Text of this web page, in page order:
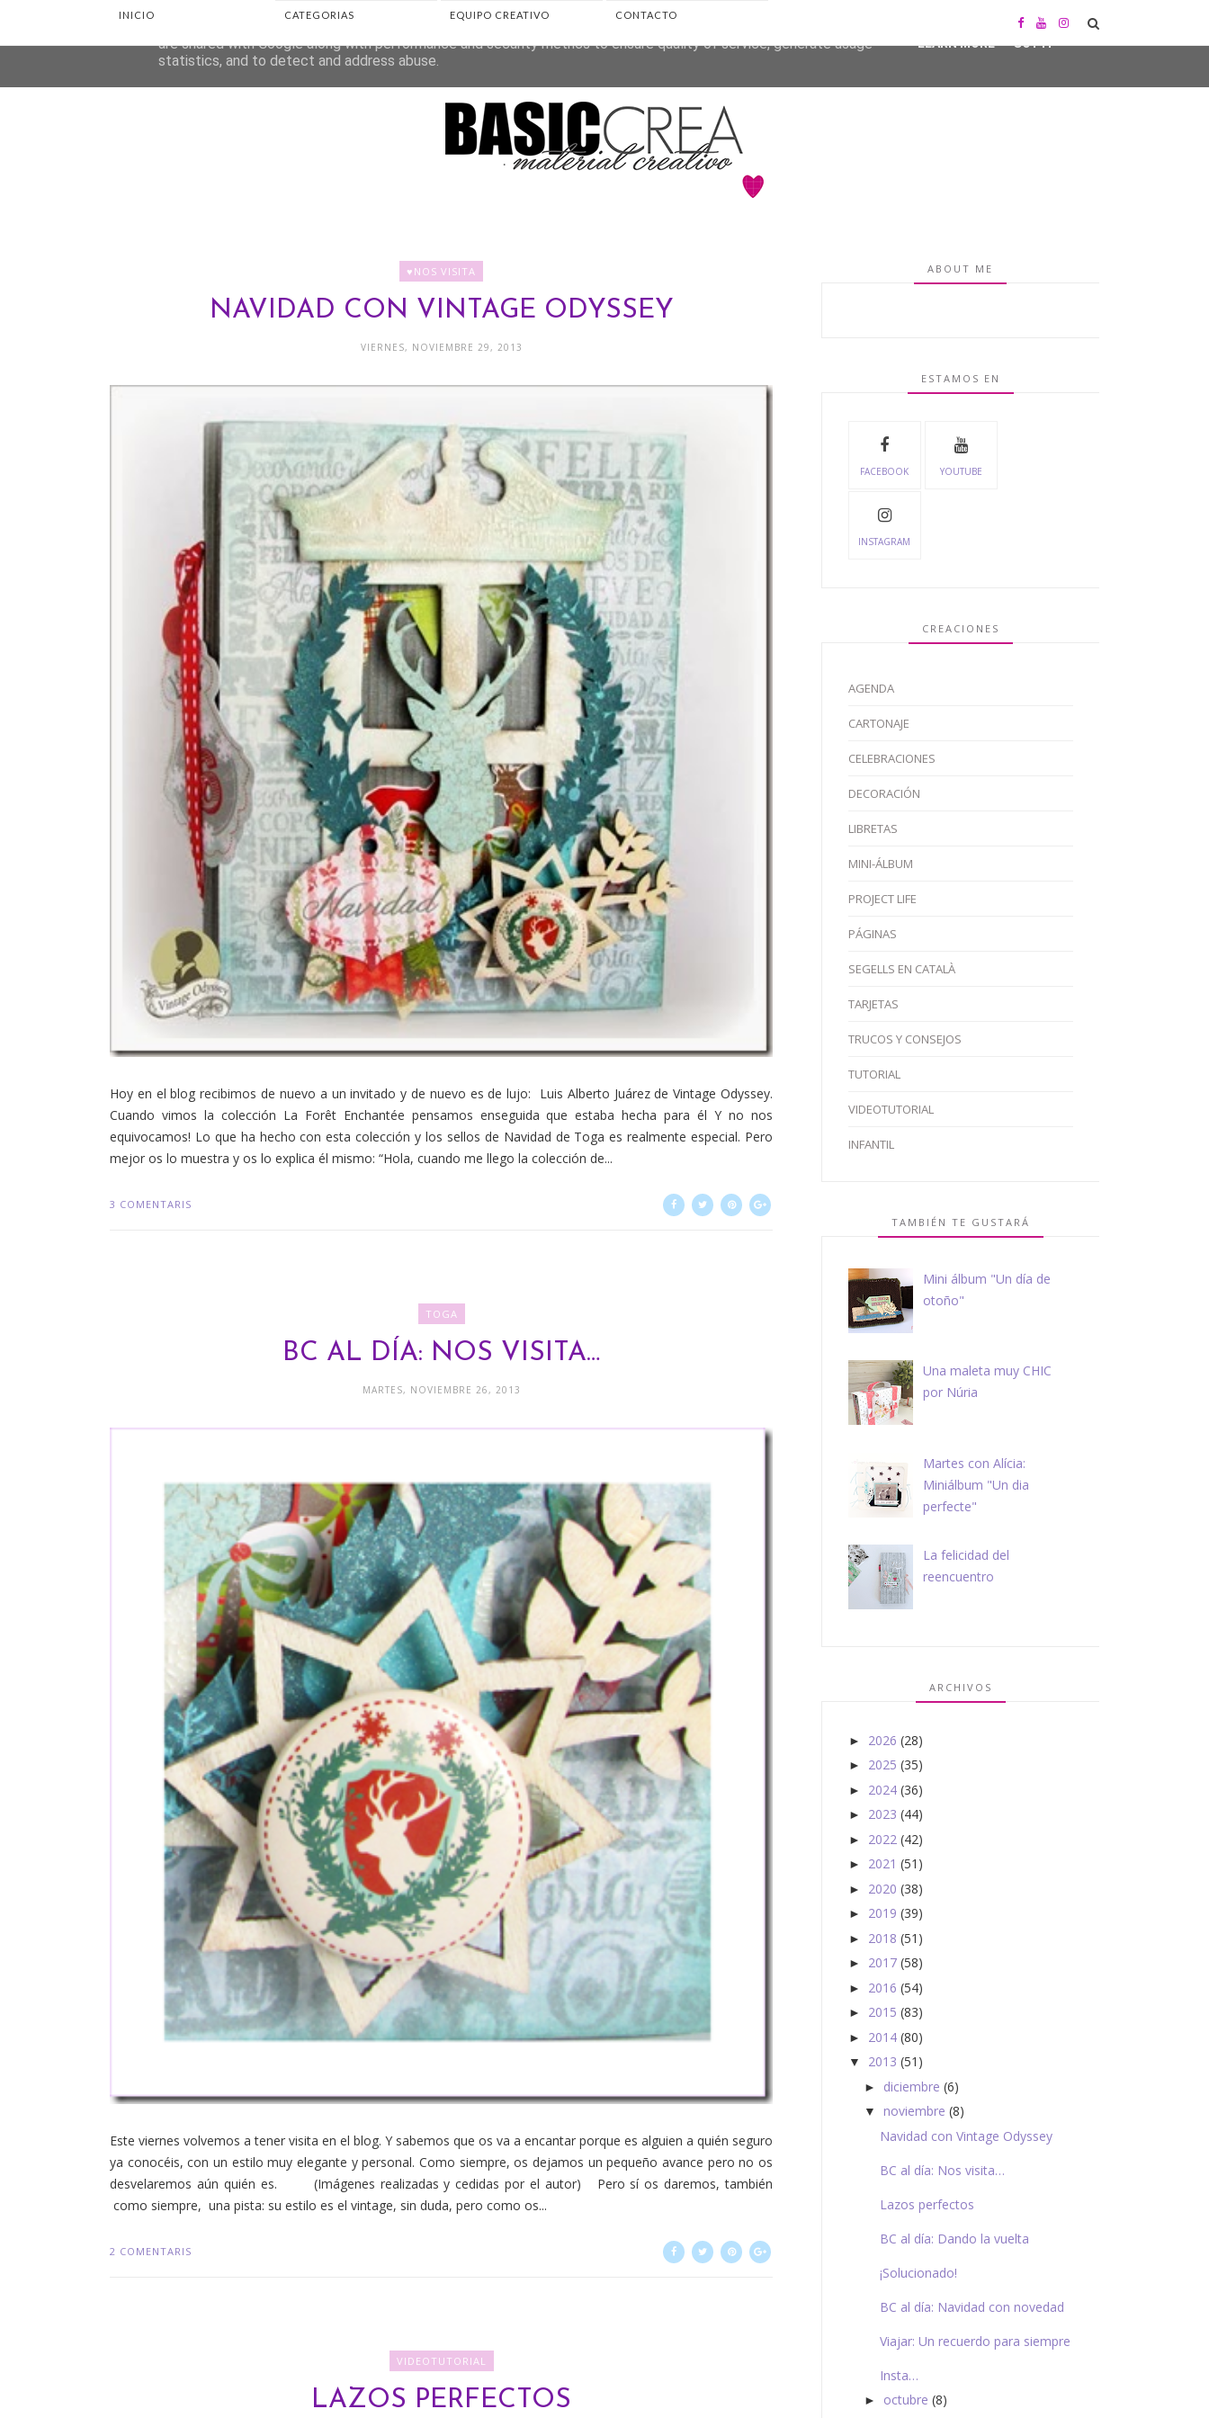
INICIO CATEGORIAS EQUIPO CREATIVO CONTACTO
♥NOS VISITA
NAVIDAD CON VINTAGE ODYSSEY
VIERNES, NOVIEMBRE 29, 2013
Hoy en el blog recibimos de nuevo a un invitado y de nuevo es de lujo: Luis Alberto Juárez de Vintage Odyssey.
Cuando vimos la colección La Forêt Enchantée pensamos enseguida que estaba hecha para él Y no nos
equivocamos! Lo que ha hecho con esta colección y los sellos de Navidad de Toga es realmente especial. Pero
mejor os lo muestra y os lo explica él mismo: “Hola, cuando me llego la colección de...
3 COMENTARIS
TOGA
BC AL DÍA: NOS VISITA…
MARTES, NOVIEMBRE 26, 2013
Este viernes volvemos a tener visita en el blog. Y sabemos que os va a encantar porque es alguien a quién seguro
ya conocéis, con un estilo muy elegante y personal. Como siempre, os dejamos un pequeño avance pero no os
desvelaremos aún quién es. (Imágenes realizadas y cedidas por el autor) Pero sí os daremos, también
como siempre, una pista: su estilo es el vintage, sin duda, pero como os...
2 COMENTARIS
VIDEOTUTORIAL
LAZOS PERFECTOS
ABOUT ME
ESTAMOS EN
FACEBOOK YOUTUBE
INSTAGRAM
CREACIONES
AGENDA
CARTONAJE
CELEBRACIONES
DECORACIÓN
LIBRETAS
MINI-ÁLBUM
PROJECT LIFE
PÁGINAS
SEGELLS EN CATALÀ
TARJETAS
TRUCOS Y CONSEJOS
TUTORIAL
VIDEOTUTORIAL
INFANTIL
TAMBIÉN TE GUSTARÁ
Mini álbum "Un día de
otoño"
Una maleta muy CHIC
por Núria
Martes con Alícia:
Miniálbum "Un dia
perfecte"
La felicidad del
reencuentro
ARCHIVOS
► 2026 (28)
► 2025 (35)
► 2024 (36)
► 2023 (44)
► 2022 (42)
► 2021 (51)
► 2020 (38)
► 2019 (39)
► 2018 (51)
► 2017 (58)
► 2016 (54)
► 2015 (83)
► 2014 (80)
▼ 2013 (51)
► diciembre (6)
▼ noviembre (8)
Navidad con Vintage Odyssey
BC al día: Nos visita…
Lazos perfectos
BC al día: Dando la vuelta
¡Solucionado!
BC al día: Navidad con novedad
Viajar: Un recuerdo para siempre
Insta…
► octubre (8)
This site uses cookies from Google to deliver its services and to analyze traffic. Your IP address and user-agent
are shared with Google along with performance and security metrics to ensure quality of service, generate usage
statistics, and to detect and address abuse.
LEARN MORE GOT IT